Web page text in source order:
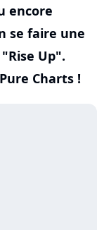
encore
se faire une
Up".
Charts !